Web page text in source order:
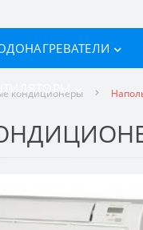
кондиционеры